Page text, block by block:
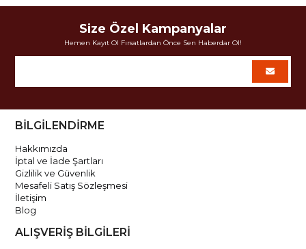
Size Özel Kampanyalar
Hemen Kayıt Ol Fırsatlardan Önce Sen Haberdar Ol!
BİLGİLENDİRME
Hakkımızda
İptal ve İade Şartları
Gizlilik ve Güvenlik
Mesafeli Satış Sözleşmesi
İletişim
Blog
ALIŞVERİŞ BİLGİLERİ